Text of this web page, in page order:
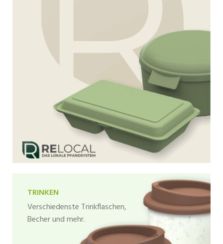
TRINKEN
Verschiedenste Trinkflaschen,
Becher und mehr.